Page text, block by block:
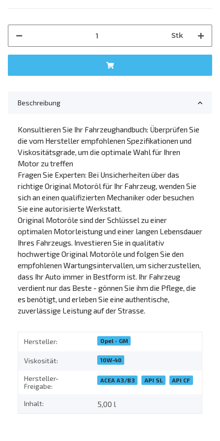
Stk
Beschreibung
Konsultieren Sie Ihr Fahrzeughandbuch: Überprüfen Sie
die vom Hersteller empfohlenen Spezifikationen und
Viskositätsgrade, um die optimale Wahl für Ihren
Motor zu treffen
Fragen Sie Experten: Bei Unsicherheiten über das
richtige Original Motoröl für Ihr Fahrzeug, wenden Sie
sich an einen qualifizierten Mechaniker oder besuchen
Sie eine autorisierte Werkstatt.
Original Motoröle sind der Schlüssel zu einer
optimalen Motorleistung und einer langen Lebensdauer
Ihres Fahrzeugs. Investieren Sie in qualitativ
hochwertige Original Motoröle und folgen Sie den
empfohlenen Wartungsintervallen, um sicherzustellen,
dass Ihr Auto immer in Bestform ist. Ihr Fahrzeug
verdient nur das Beste - gönnen Sie ihm die Pflege, die
es benötigt, und erleben Sie eine authentische,
zuverlässige Leistung auf der Strasse.
Hersteller: Opel - GM
Viskosität: 10W-40
Hersteller-
Freigabe:
ACEA A3/B3 API SL API CF
Inhalt: 5,00 l